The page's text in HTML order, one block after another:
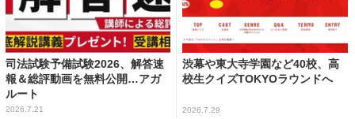
司法試験予備試験2026、解答速
報＆総評動画を無料公開…アガ
ルート
2026.7.21
渋幕や東大寺学園など40校、高
校生クイズTOKYOラウンドへ
2026.7.29